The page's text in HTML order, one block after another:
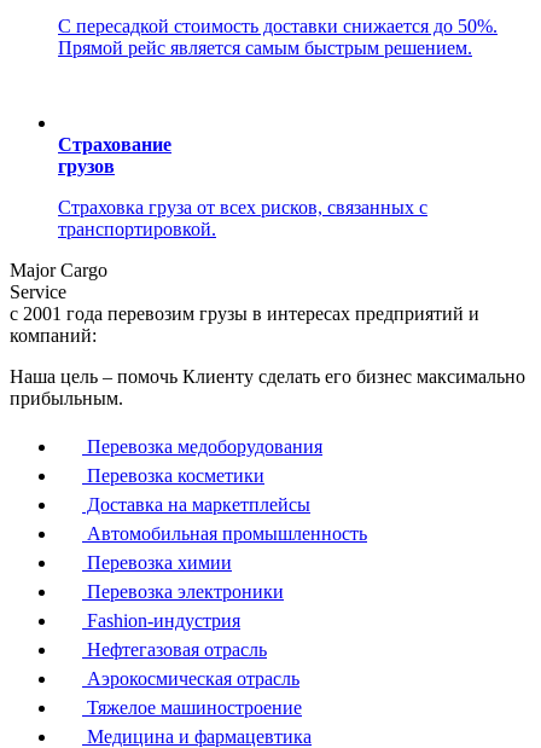
С пересадкой стоимость доставки снижается до 50%.
Прямой рейс является самым быстрым решением.
Страхование
грузов
Страховка груза от всех рисков, связанных с
транспортировкой.
Major Cargo
Service
с 2001 года перевозим грузы в интересах предприятий и
компаний:
Наша цель – помочь Клиенту сделать его бизнес максимально
прибыльным.
Перевозка медоборудования
Перевозка косметики
Доставка на маркетплейсы
Автомобильная промышленность
Перевозка химии
Перевозка электроники
Fashion-индустрия
Нефтегазовая отрасль
Аэрокосмическая отрасль
Тяжелое машиностроение
Медицина и фармацевтика